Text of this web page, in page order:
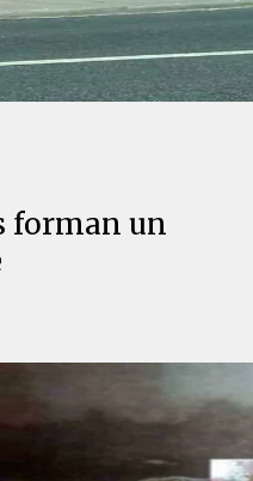
forman un